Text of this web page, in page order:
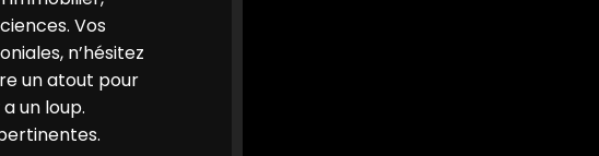
Vos
n’hésitez
un atout pour
un loup.